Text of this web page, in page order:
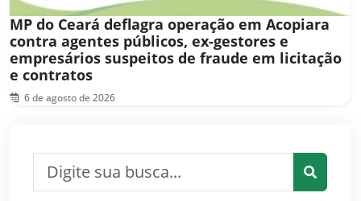
MP do Ceará deflagra operação em Acopiara
contra agentes públicos, ex-gestores e
empresários suspeitos de fraude em licitação
e contratos
6 de agosto de 2026